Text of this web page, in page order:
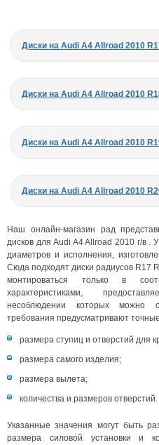
Диски на Audi A4 Allroad 2010
Диски на Audi A4 Allroad 2010
Диски на Audi A4 Allroad 2010
Диски на Audi A4 Allroad 2010
Наш онлайн-магазин рад
дисков для Audi A4 Allroad 2010 г/в
диаметров и исполнения,
Сюда подходят диски радиусов R17
монтироваться только в
характеристиками,
несоблюдении которых можно
требования предусматривают
размера ступиц и отверстий для
размера самого изделия;
размера вылета;
количества и размеров отверстий.
Указанные значения могут быть
размера силовой установки и